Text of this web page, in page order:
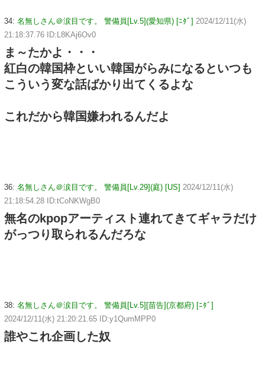
34: 名無しさん＠涙目です。 警備員[Lv.5](愛知県) [ﾆﾀﾞ] 2024/12/11(水)
21:18:37.76 ID:L8KAj6Ov0
ま～たかよ・・・
紅白の韓国枠といい韓国がらみになるといつも
こういう変な話ばかり出てくるよな
これだから韓国嫌われるんだよ
36: 名無しさん＠涙目です。 警備員[Lv.29](庭) [US] 2024/12/11(水)
21:18:54.28 ID:tCoNKWgB0
無名のkpopアーティスト連れてきてギャラだけ
がっつり取られるんだろな
38: 名無しさん＠涙目です。 警備員[Lv.5][苗告](京都府) [ﾆﾀﾞ]
2024/12/11(水) 21:20:21.65 ID:y1QumMPP0
誰やこれ企画した奴